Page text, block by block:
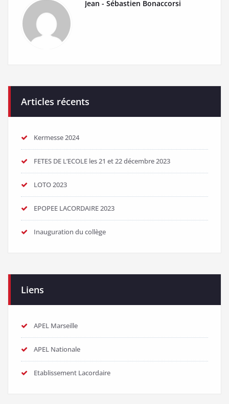
Jean - Sébastien Bonaccorsi
Articles récents
Kermesse 2024
FETES DE L’ECOLE les 21 et 22 décembre 2023
LOTO 2023
EPOPEE LACORDAIRE 2023
Inauguration du collège
Liens
APEL Marseille
APEL Nationale
Etablissement Lacordaire